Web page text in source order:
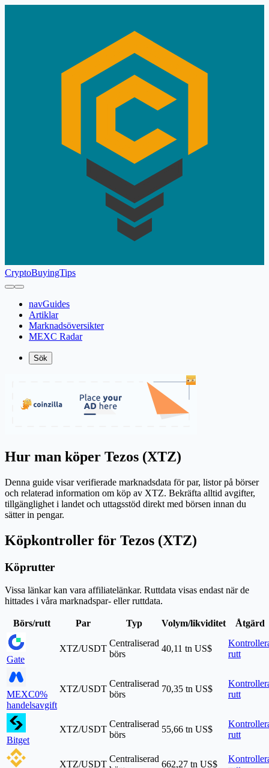
CryptoBuyingTips
navGuides
Artiklar
Marknadsöversikter
MEXC Radar
Sök
Hur man köper Tezos (XTZ)
Denna guide visar verifierade marknadsdata för par, listor på börser
och relaterad information om köp av XTZ. Bekräfta alltid avgifter,
tillgänglighet i landet och uttagsstöd direkt med börsen innan du
sätter in pengar.
Köpkontroller för Tezos (XTZ)
Köprutter
Vissa länkar kan vara affiliatelänkar. Ruttdata visas endast när de
hittades i våra marknadspar- eller ruttdata.
Börs/rutt Par Typ Volym/likviditet Åtgärd
Gate
XTZ/USDT
Centraliserad
börs
40,11 tn US$
rutt
MEXC0%
handelsavgift
XTZ/USDT
Centraliserad
börs
70,35 tn US$
rutt
Bitget
XTZ/USDT
Centraliserad
börs
55,66 tn US$
rutt
XTZ/USDT
Centraliserad
662,27 tn US$